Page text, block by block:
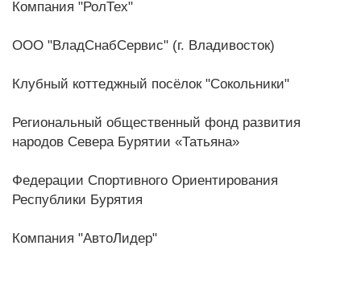
Компания "РолТех"
ООО "ВладСнабСервис" (г. Владивосток)
Клубный коттеджный посёлок "Сокольники"
Региональный общественный фонд развития
народов Севера Бурятии «Татьяна»
Федерации Спортивного Ориентирования
Республики Бурятия
Компания "АвтоЛидер"